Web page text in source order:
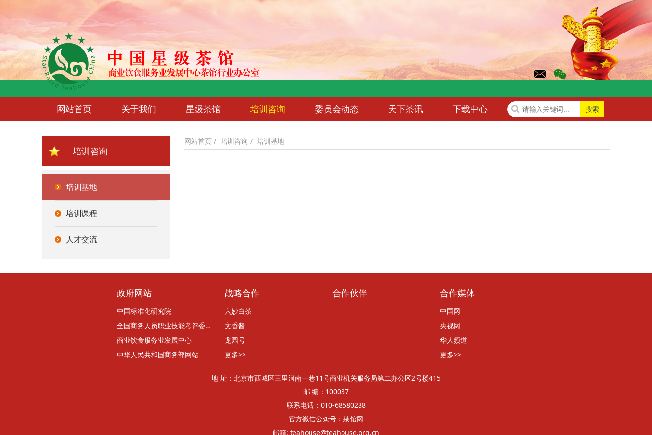
网站首页 关于我们 星级茶馆 培训咨询 委员会动态 天下茶讯 下载中心 搜索
网站首页 培训咨询 培训基地
培训咨询
培训基地
培训课程
人才交流
政府网站
中国标准化研究院
全国商务人员职业技能考评委员会
商业饮食服务业发展中心
中华人民共和国商务部网站
战略合作
六妙白茶
文香酱
龙园号
更多>>
合作伙伴 合作媒体
中国网
央视网
华人频道
更多>>
地 址：北京市西城区三里河南一巷11号商业机关服务局第二办公区2号楼415
邮 编：100037
联系电话：010-68580288
官方微信公众号：茶馆网
邮箱: teahouse@teahouse.org.cn